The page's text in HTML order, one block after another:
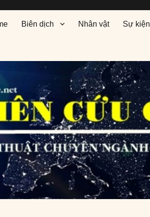
Biên dịch Nhân vật Sự kiện